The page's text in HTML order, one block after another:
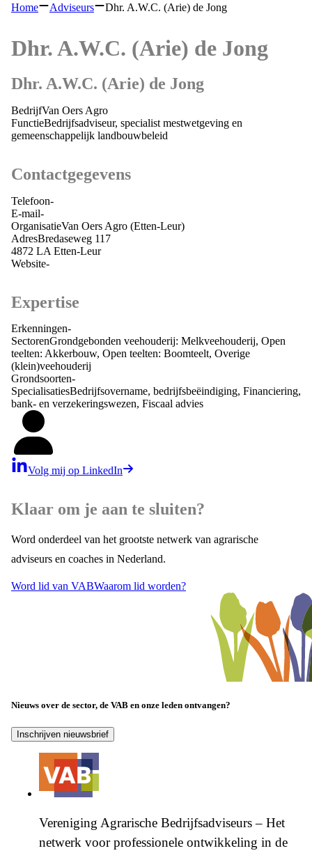
Home Adviseurs Dhr. A.W.C. (Arie) de Jong
Dhr. A.W.C. (Arie) de Jong
Dhr. A.W.C. (Arie) de Jong
BedrijfVan Oers Agro
FunctieBedrijfsadviseur, specialist mestwetgeving en
gemeenschappelijk landbouwbeleid
Contactgegevens
Telefoon-
E-mail-
OrganisatieVan Oers Agro (Etten-Leur)
AdresBredaseweg 117
4872 LA Etten-Leur
Website-
Expertise
Erkenningen-
SectorenGrondgebonden veehouderij: Melkveehouderij, Open
teelten: Akkerbouw, Open teelten: Boomteelt, Overige
(klein)veehouderij
Grondsoorten-
SpecialisatiesBedrijfsovername, bedrijfsbeëindiging, Financiering,
bank- en verzekeringswezen, Fiscaal advies
Volg mij op LinkedIn
Klaar om je aan te sluiten?
Word onderdeel van het grootste netwerk van agrarische
adviseurs en coaches in Nederland.
Word lid van VABWaarom lid worden?
Nieuws over de sector, de VAB en onze leden ontvangen?
Inschrijven nieuwsbrief
Vereniging Agrarische Bedrijfsadviseurs – Het
netwerk voor professionele ontwikkeling in de